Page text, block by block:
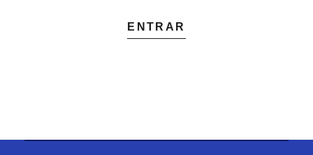
ENTRAR